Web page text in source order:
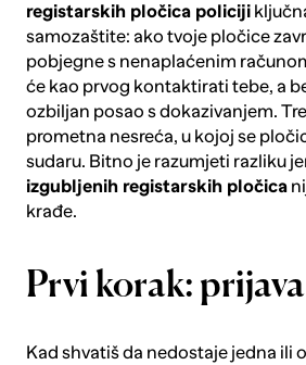
registarskih pločica policiji
samozaštite: ako tvoje pločice
pobjegne s nenaplaćenim
će kao prvog kontaktirati tebe, a
ozbiljan posao s dokazivanjem.
prometna nesreća, u kojoj se
sudaru. Bitno je razumjeti razliku
izgubljenih registarskih pločica
krađe.
Prvi korak:
Kad shvatiš da nedostaje jedna ili